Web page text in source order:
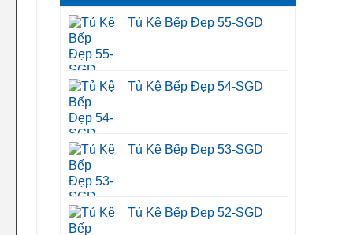
Tủ Kệ Bếp Đẹp 55-SGD
Tủ Kệ Bếp Đẹp 54-SGD
Tủ Kệ Bếp Đẹp 53-SGD
Tủ Kệ Bếp Đẹp 52-SGD